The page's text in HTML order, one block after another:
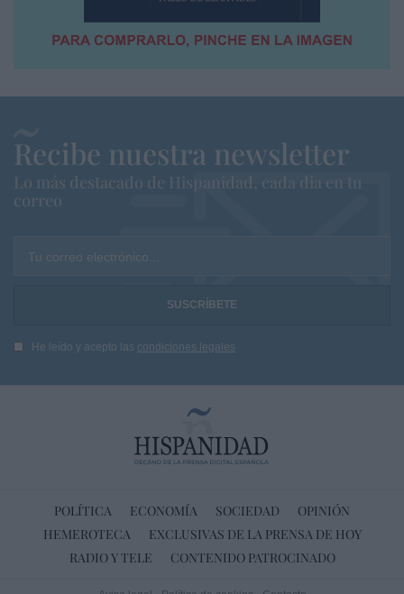
Recibe nuestra newsletter
Lo más destacado de Hispanidad, cada dia en tu
correo
Tu correo electrónico...
He leído y acepto las condiciones legales
POLÍTICA ECONOMÍA SOCIEDAD
OPINIÓN
HEMEROTECA
EXCLUSIVAS DE LA PRENSA DE HOY
RADIO Y TELE
CONTENIDO PATROCINADO